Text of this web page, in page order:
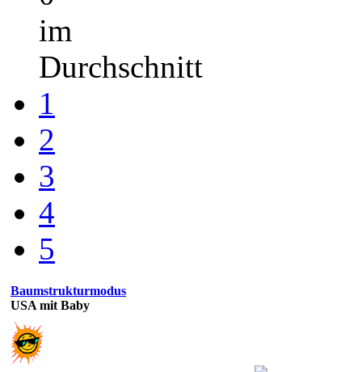
im
Durchschnitt
1
2
3
4
5
Baumstrukturmodus
USA mit Baby